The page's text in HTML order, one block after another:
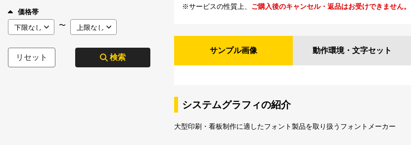
価格帯
〜
リセット 検索
※サービスの性質上、 ご購入後のキャンセル・返品はお受けできません。
サンプル画像 動作環境・ 文字セット
システムグラフィの紹介
大型印刷・看板制作に適したフォント製品を取り扱うフォントメーカー